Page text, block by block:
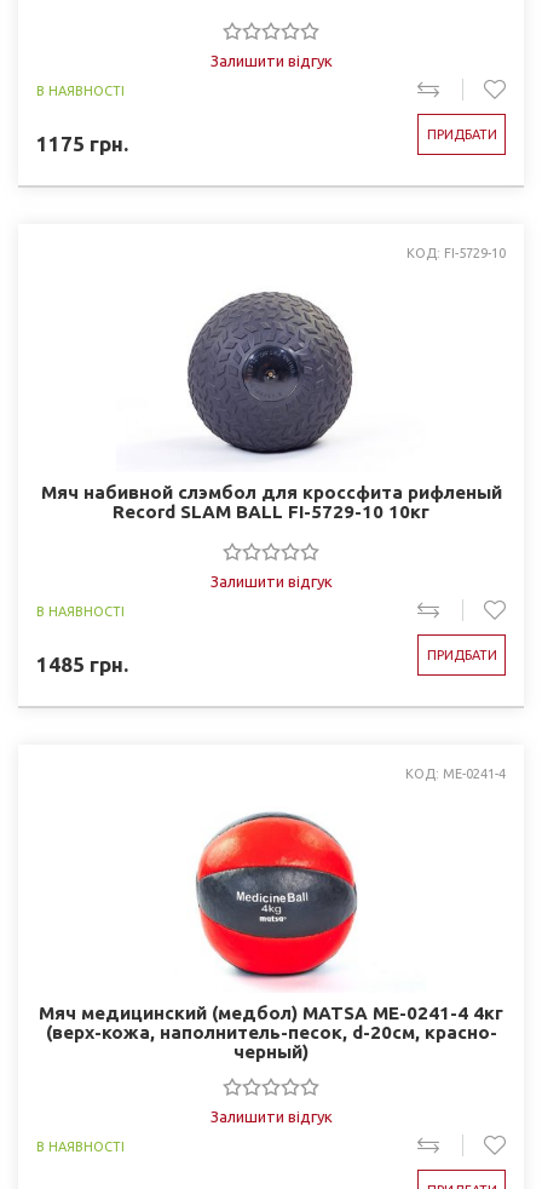
Залишити відгук
В НАЯВНОСТІ
1175 грн. ПРИДБАТИ
КОД: FI-5729-10
Мяч набивной слэмбол для кроссфита рифленый
Record SLAM BALL FI-5729-10 10кг
Залишити відгук
В НАЯВНОСТІ
1485 грн. ПРИДБАТИ
КОД: ME-0241-4
Мяч медицинский (медбол) MATSA ME-0241-4 4кг
(верх-кожа, наполнитель-песок, d-20см, красно-
черный)
Залишити відгук
В НАЯВНОСТІ